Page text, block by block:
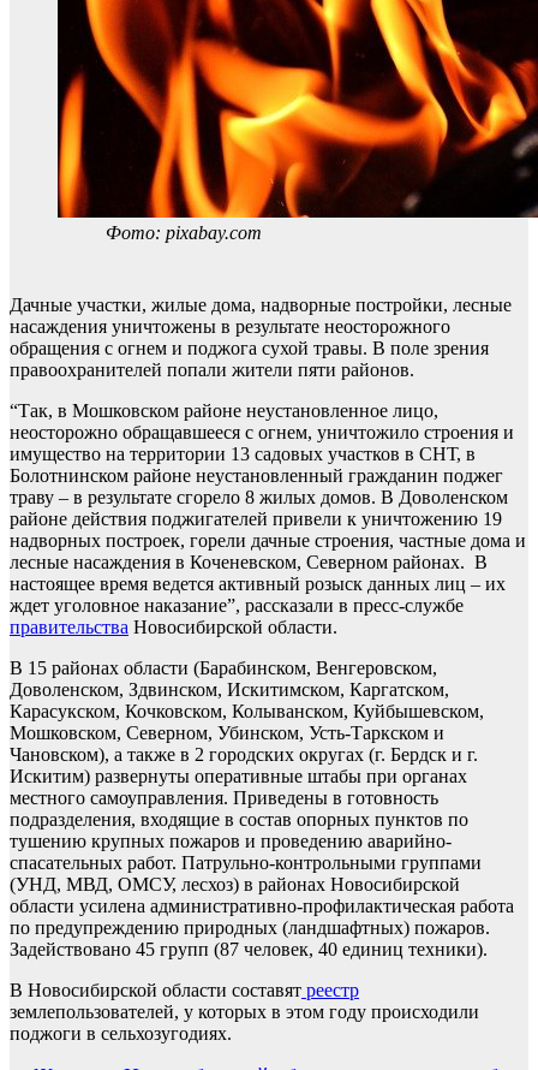
Фото: pixabay.com
Дачные участки, жилые дома, надворные постройки, лесные
насаждения уничтожены в результате неосторожного
обращения с огнем и поджога сухой травы. В поле зрения
правоохранителей попали жители пяти районов.
“Так, в Мошковском районе неустановленное лицо,
неосторожно обращавшееся с огнем, уничтожило строения и
имущество на территории 13 садовых участков в СНТ, в
Болотнинском районе неустановленный гражданин поджег
траву – в результате сгорело 8 жилых домов. В Доволенском
районе действия поджигателей привели к уничтожению 19
надворных построек, горели дачные строения, частные дома и
лесные насаждения в Коченевском, Северном районах. В
настоящее время ведется активный розыск данных лиц – их
ждет уголовное наказание”, рассказали в пресс-службе
правительства Новосибирской области.
В 15 районах области (Барабинском, Венгеровском,
Доволенском, Здвинском, Искитимском, Каргатском,
Карасукском, Кочковском, Колыванском, Куйбышевском,
Мошковском, Северном, Убинском, Усть-Таркском и
Чановском), а также в 2 городских округах (г. Бердск и г.
Искитим) развернуты оперативные штабы при органах
местного самоуправления. Приведены в готовность
подразделения, входящие в состав опорных пунктов по
тушению крупных пожаров и проведению аварийно-
спасательных работ. Патрульно-контрольными группами
(УНД, МВД, ОМСУ, лесхоз) в районах Новосибирской
области усилена административно-профилактическая работа
по предупреждению природных (ландшафтных) пожаров.
Задействовано 45 групп (87 человек, 40 единиц техники).
В Новосибирской области составят реестр
землепользователей, у которых в этом году происходили
поджоги в сельхозугодиях.